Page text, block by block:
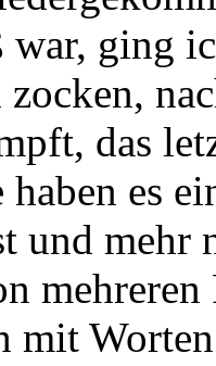
war, ging
das
es
und mehr
mehreren
mit